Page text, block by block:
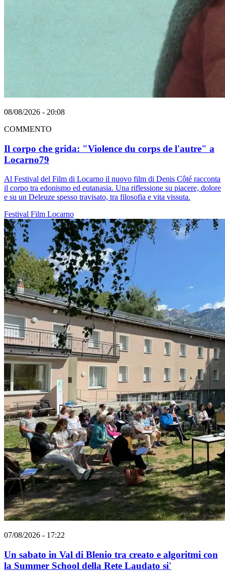
08/08/2026 - 20:08
COMMENTO
Il corpo che grida: "Violence du corps de l'autre" a
Locarno79
Al Festival del Film di Locarno il nuovo film di Denis Côté racconta
il corpo tra edonismo ed eutanasia. Una riflessione su piacere, dolore
e su un Deleuze spesso travisato, tra filosofia e vita vissuta.
Festival Film Locarno
07/08/2026 - 17:22
Un sabato in Val di Blenio tra creato e algoritmi con
la Summer School della Rete Laudato si'